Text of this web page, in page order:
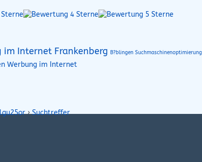
im Internet Frankenberg B?blingen Suchmaschinenoptimierung
Werbung im Internet
›Suchtreffer